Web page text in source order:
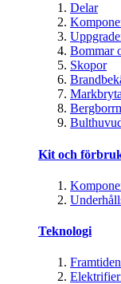
Delar
Bommar
Skopor
Kit och
Teknologi